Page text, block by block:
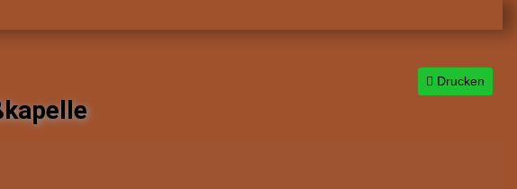
Drucken